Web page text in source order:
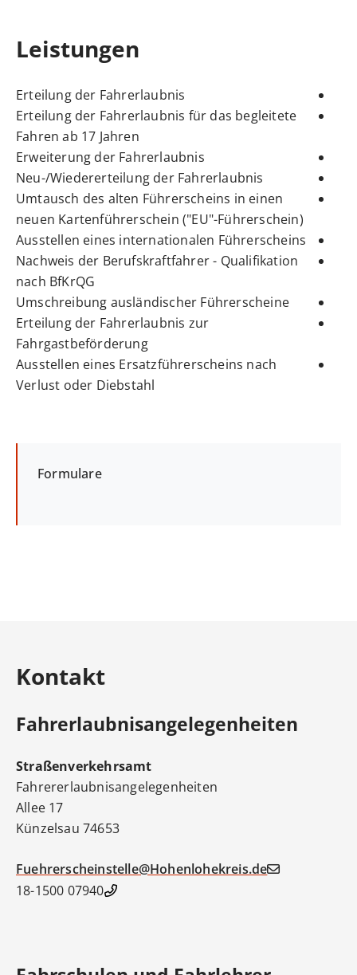
Leistungen
Erteilung der Fahrerlaubnis
Erteilung der Fahrerlaubnis für das begleitete
Fahren ab 17 Jahren
Erweiterung der Fahrerlaubnis
Neu-/Wiedererteilung der Fahrerlaubnis
Umtausch des alten Führerscheins in einen
neuen Kartenführerschein ("EU"-Führerschein)
Ausstellen eines internationalen Führerscheins
Nachweis der Berufskraftfahrer - Qualifikation
nach BfKrQG
Umschreibung ausländischer Führerscheine
Erteilung der Fahrerlaubnis zur
Fahrgastbeförderung
Ausstellen eines Ersatzführerscheins nach
Verlust oder Diebstahl
Formulare
Kontakt
Fahrerlaubnisangelegenheiten
Straßenverkehrsamt
Fahrererlaubnisangelegenheiten
Allee 17
74653
Künzelsau
Fuehrerscheinstelle@Hohenlohekreis.de
07940 18-1500